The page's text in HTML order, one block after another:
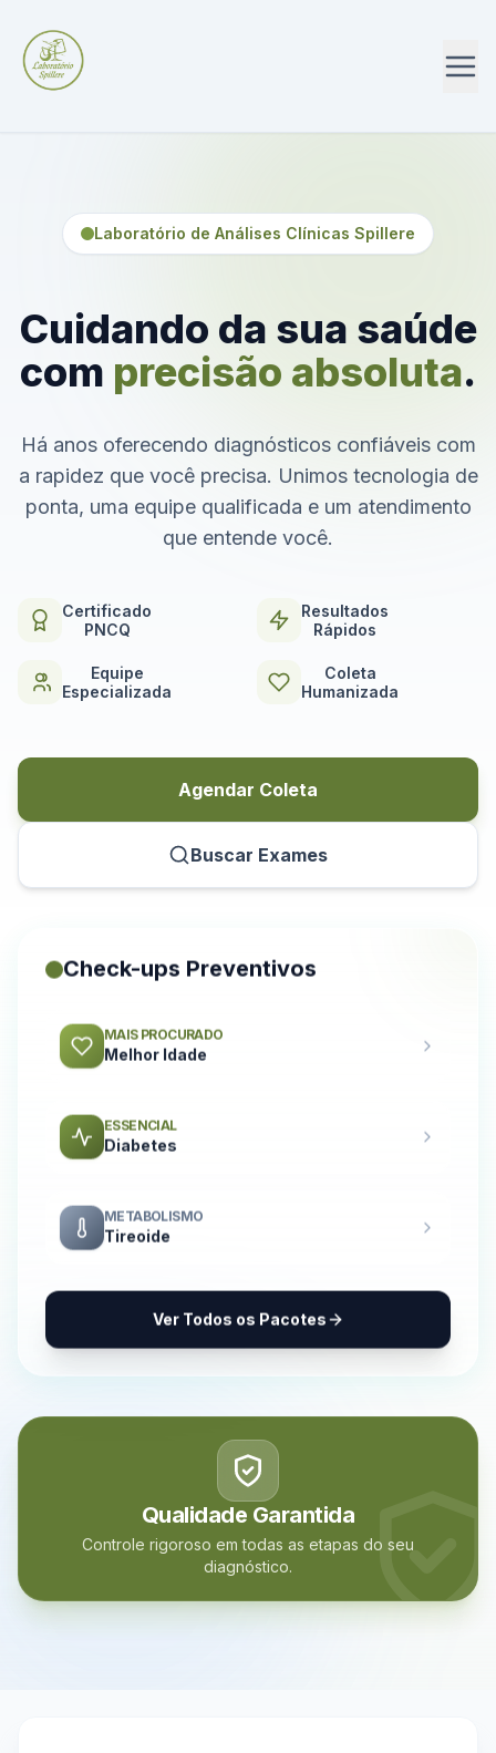
Laboratório de Análises Clínicas Spillere
Cuidando da sua saúde
com precisão absoluta.
Há anos oferecendo diagnósticos confiáveis com
a rapidez que você precisa. Unimos tecnologia de
ponta, uma equipe qualificada e um atendimento
que entende você.
Certificado
PNCQ
Resultados
Rápidos
Equipe
Especializada
Coleta
Humanizada
Agendar Coleta
Buscar Exames
Check-ups Preventivos
MAIS PROCURADO
Melhor Idade
ESSENCIAL
Diabetes
METABOLISMO
Tireoide
Ver Todos os Pacotes
Qualidade Garantida
Controle rigoroso em todas as etapas do seu
diagnóstico.